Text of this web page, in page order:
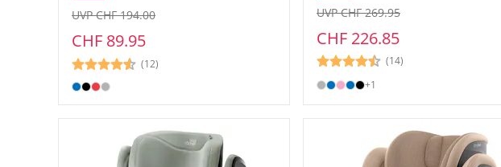
CHF 89.95
UVP CHF 194.00
(12)
CHF 226.85
UVP CHF 269.95
(14)
+1